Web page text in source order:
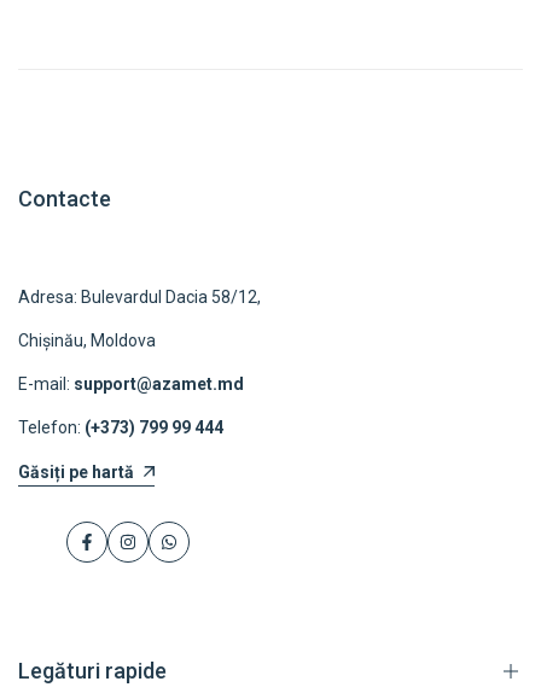
Contacte
Adresa: Bulevardul Dacia 58/12,
Chișinău, Moldova
E-mail: support@azamet.md
Telefon: (+373) 799 99 444
Găsiți pe hartă
FacebookInstagramWhatsApp
Legături rapide